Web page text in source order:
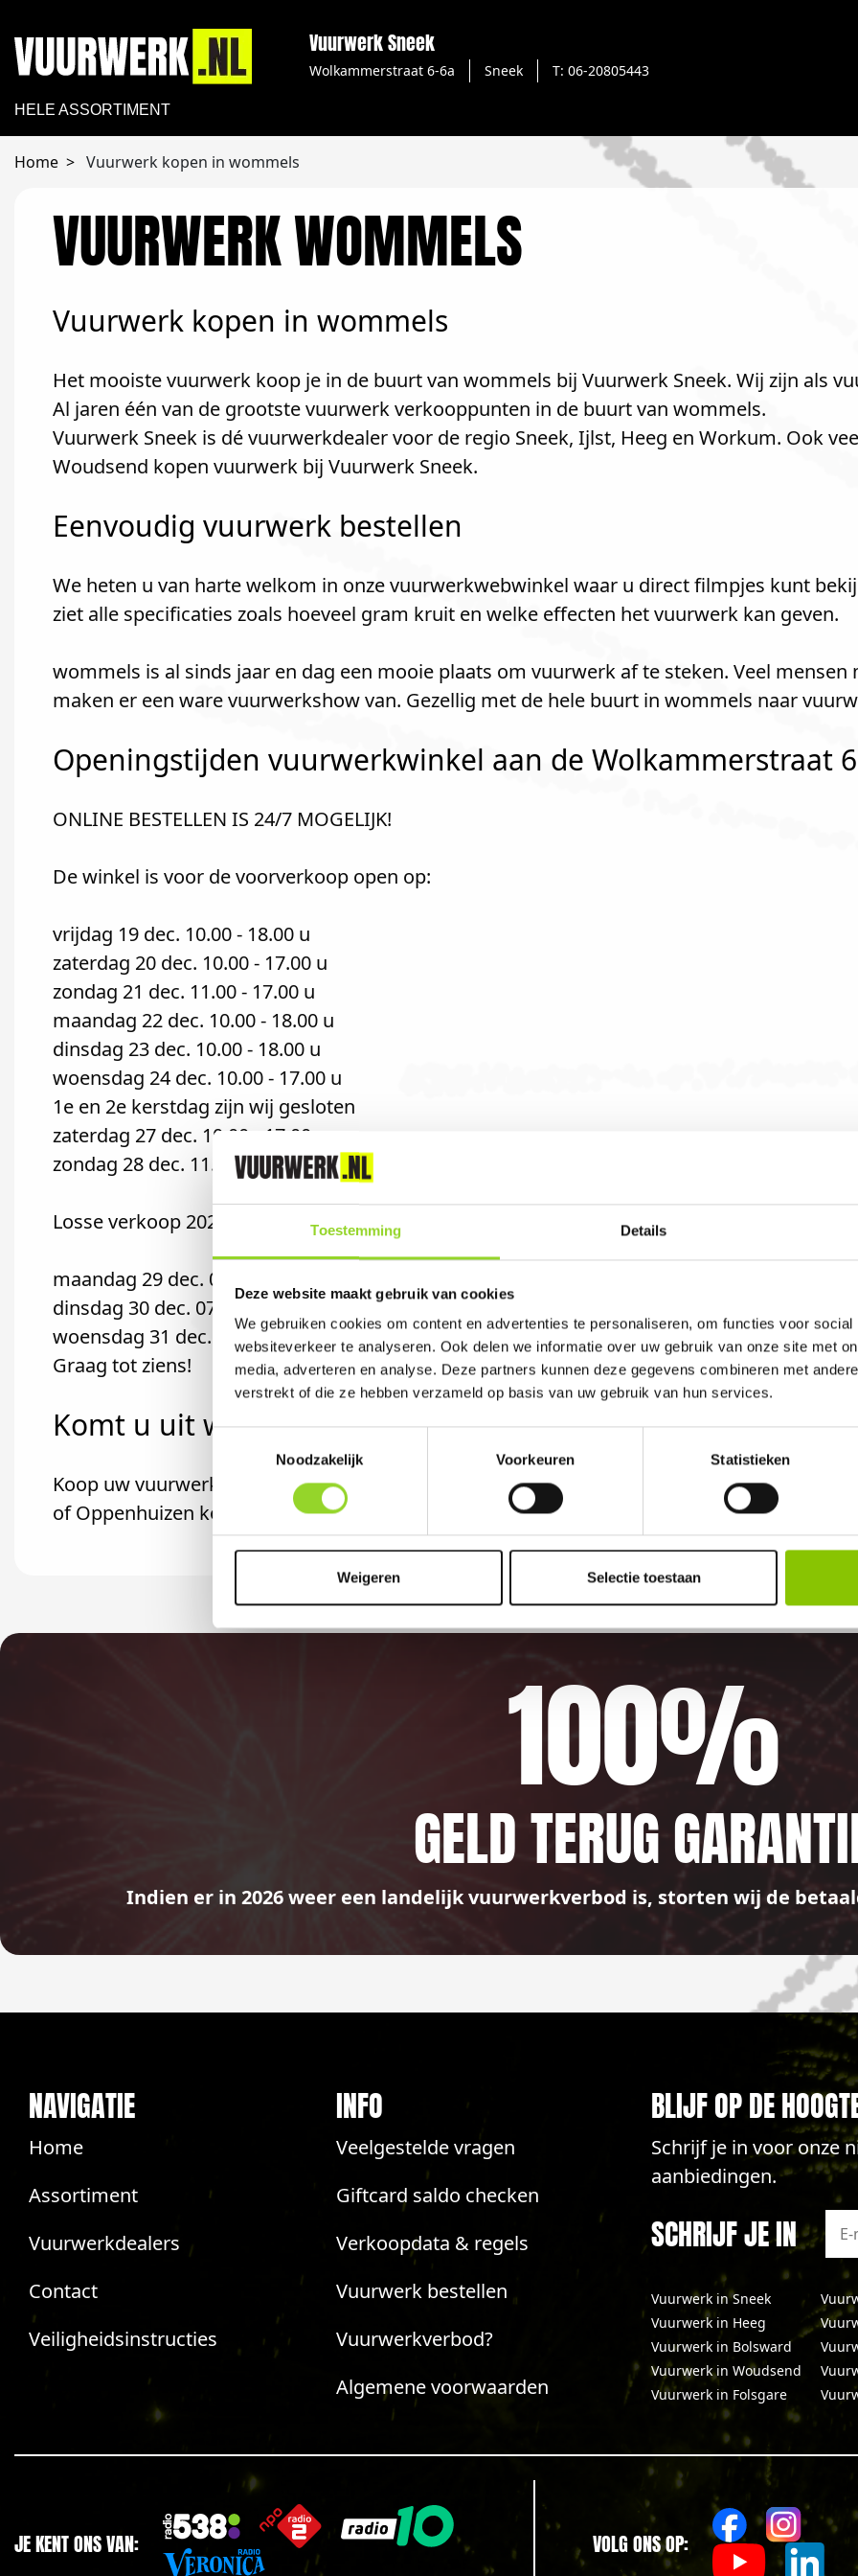
Toestemming Details
Deze website maakt gebruik van cookies
We gebruiken cookies om content en advertenties te personaliseren, om functies voor
websiteverkeer te analyseren. Ook delen we informatie over uw gebruik van onze site met
media, adverteren en analyse. Deze partners kunnen deze gegevens combineren met
verstrekt of die ze hebben verzameld op basis van uw gebruik van hun services.
Noodzakelijk
Voorkeuren Statistieken
Weigeren Selectie toestaan
Vuurwerk Sneek
Wolkammerstraat 6-6a Sneek T: 06-20805443
HELE ASSORTIMENT
Home Vuurwerk kopen in wommels
VUURWERK WOMMELS
Vuurwerk kopen in wommels
Het mooiste vuurwerk koop je in de buurt van wommels bij Vuurwerk Sneek. Wij zijn als
Al jaren één van de grootste vuurwerk verkooppunten in de buurt van wommels.
Vuurwerk Sneek is dé vuurwerkdealer voor de regio Sneek, Ijlst, Heeg en Workum. Ook
Woudsend kopen vuurwerk bij Vuurwerk Sneek.
Eenvoudig vuurwerk bestellen
We heten u van harte welkom in onze vuurwerkwebwinkel waar u direct filmpjes kunt
ziet alle specificaties zoals hoeveel gram kruit en welke effecten het vuurwerk kan geven.
wommels is al sinds jaar en dag een mooie plaats om vuurwerk af te steken. Veel
maken er een ware vuurwerkshow van. Gezellig met de hele buurt in wommels naar
Openingstijden vuurwerkwinkel aan de Wolkammerstraat
ONLINE BESTELLEN IS 24/7 MOGELIJK!
De winkel is voor de voorverkoop open op:
vrijdag 19 dec. 10.00 - 18.00 u
zaterdag 20 dec. 10.00 - 17.00 u
zondag 21 dec. 11.00 - 17.00 u
maandag 22 dec. 10.00 - 18.00 u
dinsdag 23 dec. 10.00 - 18.00 u
woensdag 24 dec. 10.00 - 17.00 u
1e en 2e kerstdag zijn wij gesloten
zaterdag 27 dec. 10.00 - 17.00 u
zondag 28 dec. 11.00 - 18.00 u
Losse verkoop 2025:
maandag 29 dec. 07.00 - 21.00 u
dinsdag 30 dec. 07.00 - 21.00 u
woensdag 31 dec. 07.00 - 18.00 u
Graag tot ziens!
Komt u uit wommels?
Koop uw vuurwerk dan bij Vuurwerk Sneek in Sneek. U bent van harte welkom! U bent
of Oppenhuizen komt.
100%
GELD TERUG
Indien er in 2026 weer een landelijk vuurwerkverbod is, storten wij de
NAVIGATIE
Home
Assortiment
Vuurwerkdealers
Contact
Veiligheidsinstructies
INFO
Veelgestelde vragen
Giftcard saldo checken
Verkoopdata & regels
Vuurwerk bestellen
Vuurwerkverbod?
Algemene voorwaarden
BLIJF OP DE
Schrijf je in voor onze
aanbiedingen.
SCHRIJF JE IN
Vuurwerk in Sneek
Vuurwerk in Heeg
Vuurwerk in Bolsward
Vuurwerk in Woudsend
Vuurwerk in Folsgare
JE KENT ONS VAN: VOLG ONS OP: